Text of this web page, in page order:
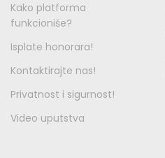
Kako platforma
funkcioniše?
Isplate honorara!
Kontaktirajte nas!
Privatnost i sigurnost!
Video uputstva